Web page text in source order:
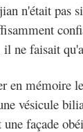
n'était pas
ne faisait
en mémoire
vésicule
façade